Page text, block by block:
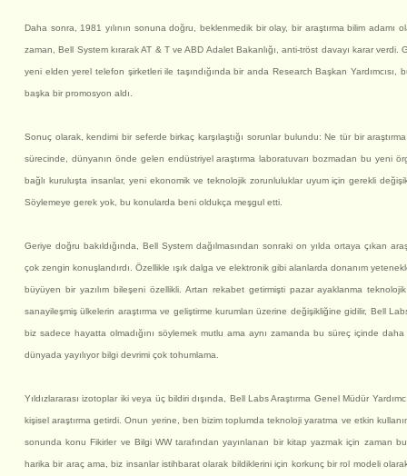
Daha sonra, 1981 yılının sonuna doğru, beklenmedik bir olay, bir araştırma bilim adamı
zaman, Bell System kırarak AT & T ve ABD Adalet Bakanlığı, anti-tröst davayı karar verdi.
yeni elden yerel telefon şirketleri ile taşındığında bir anda Research Başkan
başka bir promosyon aldı.
Sonuç olarak, kendimi bir seferde birkaç karşılaştığı sorunlar bulundu: Ne tür bir
sürecinde, dünyanın önde gelen endüstriyel araştırma laboratuvarı bozmadan bu yeni
bağlı kuruluşta insanlar, yeni ekonomik ve teknolojik zorunluluklar uyum için gerekli
Söylemeye gerek yok, bu konularda beni oldukça meşgul etti.
Geriye doğru bakıldığında, Bell System dağılmasından sonraki on yılda ortaya çıkan
çok zengin konuşlandırdı. Özellikle ışık dalga ve elektronik gibi alanlarda donanım
büyüyen bir yazılım bileşeni özellikli. Artan rekabet getirmişti pazar ayaklanma
sanayileşmiş ülkelerin araştırma ve geliştirme kurumları üzerine değişikliğine gidilir, Bell
biz sadece hayatta olmadığını söylemek mutlu ama aynı zamanda bu süreç içinde daha
dünyada yayılıyor bilgi devrimi çok tohumlama.
Yıldızlararası izotoplar iki veya üç bildiri dışında, Bell Labs Araştırma Genel Müdür
kişisel araştırma getirdi. Onun yerine, ben bizim toplumda teknoloji yaratma ve etkin
sonunda konu Fikirler ve Bilgi WW tarafından yayınlanan bir kitap yazmak için zaman
harika bir araç ama, biz insanlar istihbarat olarak bildiklerini için korkunç bir rol modeli